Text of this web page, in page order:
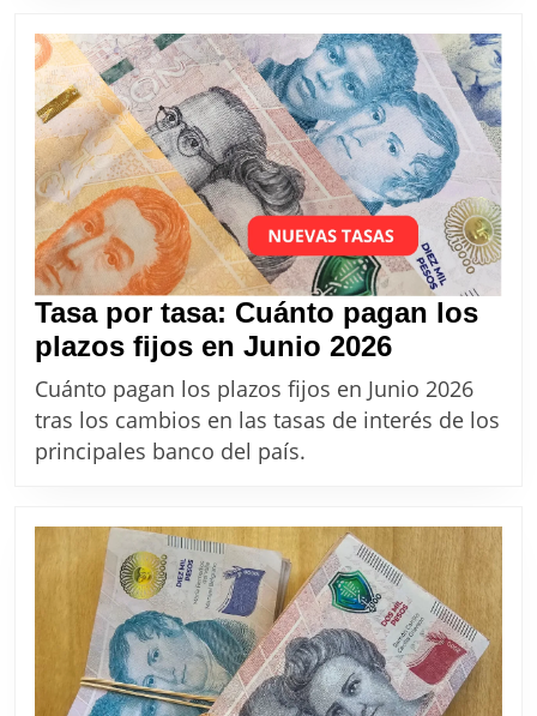
y
bonos
Tasa por tasa: Cuánto pagan los
plazos fijos en Junio 2026Tasa
por
tasa:
plazos
fijos
en
Junio
2026
Cuánto pagan los plazos fijos en Junio 2026
tras los cambios en las tasas de interés de los
principales banco del país.